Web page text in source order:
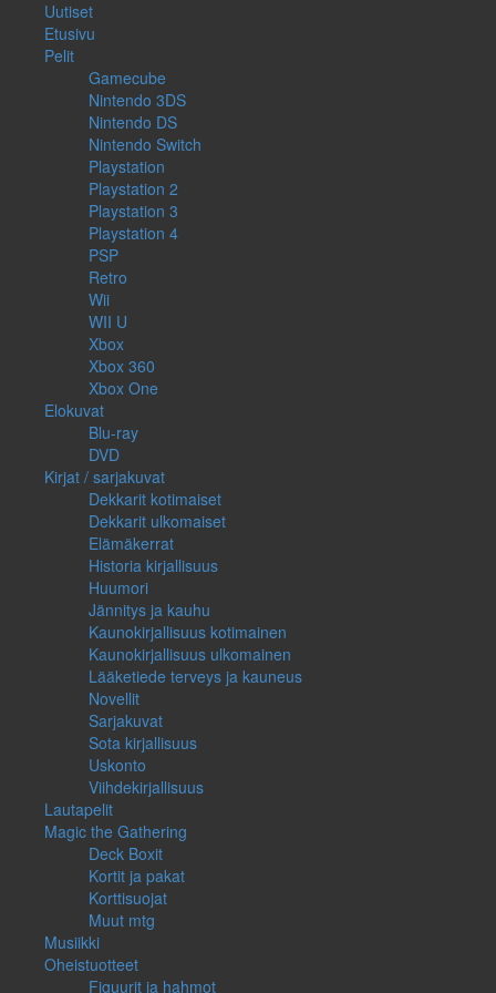
Uutiset
Etusivu
Pelit
Gamecube
Nintendo 3DS
Nintendo DS
Nintendo Switch
Playstation
Playstation 2
Playstation 3
Playstation 4
PSP
Retro
Wii
WII U
Xbox
Xbox 360
Xbox One
Elokuvat
Blu-ray
DVD
Kirjat / sarjakuvat
Dekkarit kotimaiset
Dekkarit ulkomaiset
Elämäkerrat
Historia kirjallisuus
Huumori
Jännitys ja kauhu
Kaunokirjallisuus kotimainen
Kaunokirjallisuus ulkomainen
Lääketiede terveys ja kauneus
Novellit
Sarjakuvat
Sota kirjallisuus
Uskonto
Viihdekirjallisuus
Lautapelit
Magic the Gathering
Deck Boxit
Kortit ja pakat
Korttisuojat
Muut mtg
Musiikki
Oheistuotteet
Figuurit ja hahmot